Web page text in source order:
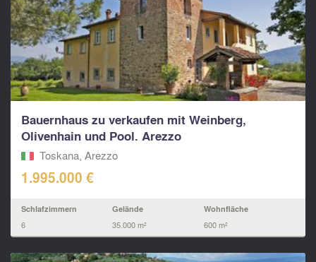
Bauernhaus zu verkaufen mit Weinberg,
Olivenhain und Pool. Arezzo
Toskana, Arezzo
1.995.000 €
Schlafzimmern
6
Gelände
35.000 m²
Wohnfläche
600 m²